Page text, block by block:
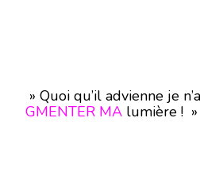
» Quoi qu’il advienne je
GMENTER MA lumière ! »